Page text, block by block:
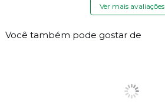
Ver mais avaliações
Você também pode gostar de